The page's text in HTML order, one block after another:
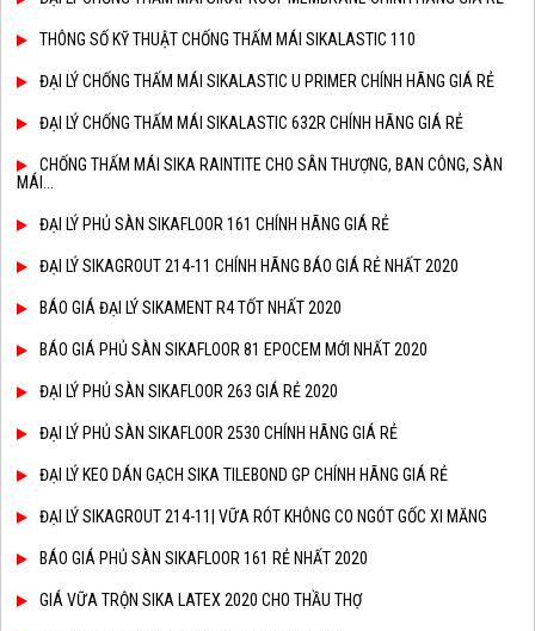
THÔNG SỐ KỸ THUẬT CHỐNG THẤM MÁI SIKALASTIC 110
ĐẠI LÝ CHỐNG THẤM MÁI SIKALASTIC U PRIMER CHÍNH HÃNG GIÁ RẺ
ĐẠI LÝ CHỐNG THẤM MÁI SIKALASTIC 632R CHÍNH HÃNG GIÁ RẺ
CHỐNG THẤM MÁI SIKA RAINTITE CHO SÂN THƯỢNG, BAN CÔNG, SÀN
MÁI...
ĐẠI LÝ PHỦ SÀN SIKAFLOOR 161 CHÍNH HÃNG GIÁ RẺ
ĐẠI LÝ SIKAGROUT 214-11 CHÍNH HÃNG BÁO GIÁ RẺ NHẤT 2020
BÁO GIÁ ĐẠI LÝ SIKAMENT R4 TỐT NHẤT 2020
BÁO GIÁ PHỦ SÀN SIKAFLOOR 81 EPOCEM MỚI NHẤT 2020
ĐẠI LÝ PHỦ SÀN SIKAFLOOR 263 GIÁ RẺ 2020
ĐẠI LÝ PHỦ SÀN SIKAFLOOR 2530 CHÍNH HÃNG GIÁ RẺ
ĐẠI LÝ KEO DÁN GẠCH SIKA TILEBOND GP CHÍNH HÃNG GIÁ RẺ
ĐẠI LÝ SIKAGROUT 214-11| VỮA RÓT KHÔNG CO NGÓT GỐC XI MĂNG
BÁO GIÁ PHỦ SÀN SIKAFLOOR 161 RẺ NHẤT 2020
GIÁ VỮA TRỘN SIKA LATEX 2020 CHO THẦU THỢ